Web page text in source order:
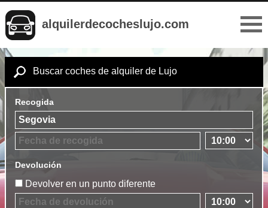
alquilerdecocheslujo.com
Buscar coches de alquiler de Lujo
Recogida
Devolución
Devolver en un punto diferente